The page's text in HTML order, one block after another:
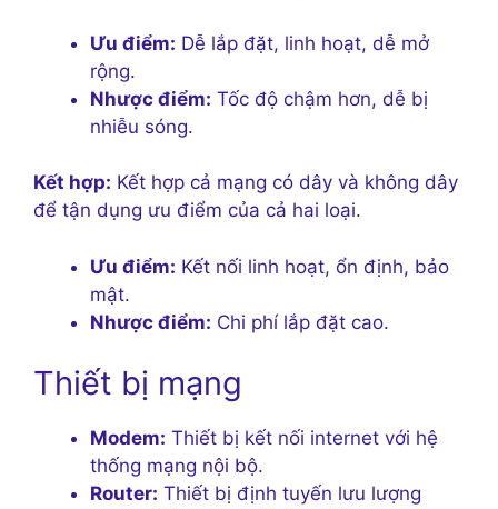
Ưu điểm: Dễ lắp đặt, linh hoạt, dễ mở
rộng.
Nhược điểm: Tốc độ chậm hơn, dễ bị
nhiễu sóng.
Kết hợp: Kết hợp cả mạng có dây và không dây
để tận dụng ưu điểm của cả hai loại.
Ưu điểm: Kết nối linh hoạt, ổn định, bảo
mật.
Nhược điểm: Chi phí lắp đặt cao.
Thiết bị mạng
Modem: Thiết bị kết nối internet với hệ
thống mạng nội bộ.
Router: Thiết bị định tuyến lưu lượng